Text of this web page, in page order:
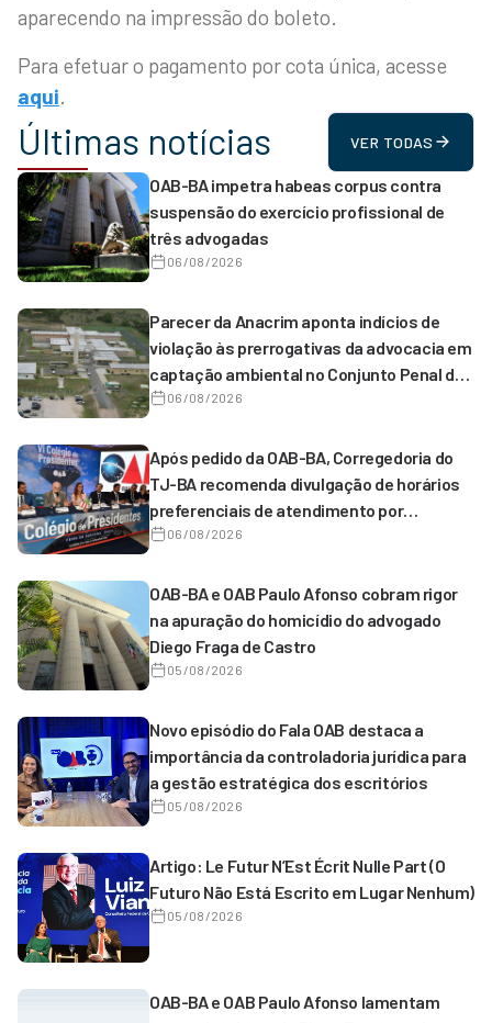
aparecendo na impressão do boleto.
Para efetuar o pagamento por cota única, acesse
aqui.
Últimas notícias VER TODAS
OAB-BA impetra habeas corpus contra
suspensão do exercício profissional de
três advogadas
06/08/2026
Parecer da Anacrim aponta indícios de
violação às prerrogativas da advocacia em
captação ambiental no Conjunto Penal de
Serrinha
06/08/2026
Após pedido da OAB-BA, Corregedoria do
TJ-BA recomenda divulgação de horários
preferenciais de atendimento por
magistrados de 1º grau
06/08/2026
OAB-BA e OAB Paulo Afonso cobram rigor
na apuração do homicídio do advogado
Diego Fraga de Castro
05/08/2026
Novo episódio do Fala OAB destaca a
importância da controladoria jurídica para
a gestão estratégica dos escritórios
05/08/2026
Artigo: Le Futur N’Est Écrit Nulle Part (O
Futuro Não Está Escrito em Lugar Nenhum)
05/08/2026
OAB-BA e OAB Paulo Afonso lamentam